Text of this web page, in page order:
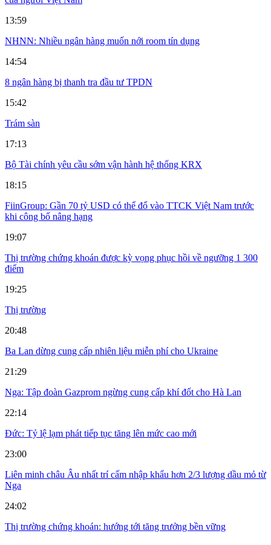
13:59
NHNN: Nhiều ngân hàng muốn nới room tín dụng
14:54
8 ngân hàng bị thanh tra đầu tư TPDN
15:42
Trám sàn
17:13
Bộ Tài chính yêu cầu sớm vận hành hệ thống KRX
18:15
FiinGroup: Gần 70 tỷ USD có thể đổ vào TTCK Việt Nam trước
khi công bố nâng hạng
19:07
Thị trường chứng khoán được kỳ vọng phục hồi về ngưỡng 1 300
điểm
19:25
Thị trường
20:48
Ba Lan dừng cung cấp nhiên liệu miễn phí cho Ukraine
21:29
Nga: Tập đoàn Gazprom ngừng cung cấp khí đốt cho Hà Lan
22:14
Đức: Tỷ lệ lạm phát tiếp tục tăng lên mức cao mới
23:00
Liên minh châu Âu nhất trí cấm nhập khẩu hơn 2/3 lượng dầu mỏ từ
Nga
24:02
Thị trường chứng khoán: hướng tới tăng trưởng bền vững